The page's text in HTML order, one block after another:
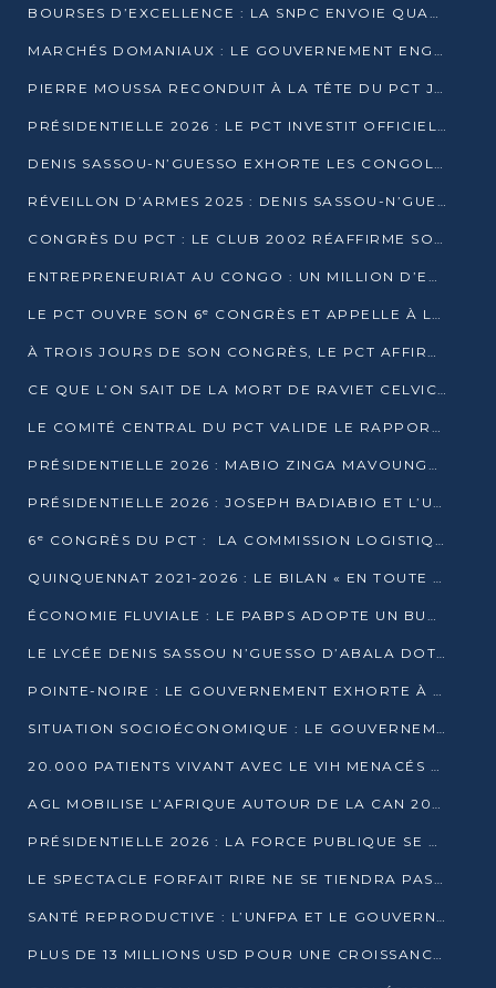
BOURSES D’EXCELLENCE : LA SNPC ENVOIE QUATRE NOUVEAUX TALENTS CONGOLAIS SE FORMER À BAKOU
MARCHÉS DOMANIAUX : LE GOUVERNEMENT ENGAGE LA STRUCTURATION DES TAXES D’ASSAINISSEMENT
PIERRE MOUSSA RECONDUIT À LA TÊTE DU PCT JUSQU’EN 2031
PRÉSIDENTIELLE 2026 : LE PCT INVESTIT OFFICIELLEMENT DENIS SASSOU NGUESSO
DENIS SASSOU-N’GUESSO EXHORTE LES CONGOLAIS À L’UNITÉ ET AU FAIR-PLAY DÉMOCRATIQUE EN 2026
RÉVEILLON D’ARMES 2025 : DENIS SASSOU-N’GUESSO GARANTIT DES ÉLECTIONS 2026 PAISIBLES ET SÉCURISÉES
CONGRÈS DU PCT : LE CLUB 2002 RÉAFFIRME SON SOUTIEN À DENIS SASSOU-N’GUESSO POUR 2026
ENTREPRENEURIAT AU CONGO : UN MILLION D’EUROS POUR FINANCER LES STARTUPS DÈS 2026
LE PCT OUVRE SON 6ᵉ CONGRÈS ET APPELLE À LA CANDIDATURE DE DENIS SASSOU NGUESSO
À TROIS JOURS DE SON CONGRÈS, LE PCT AFFIRME AVOIR ATTEINT TOUS SES OBJECTIFS
CE QUE L’ON SAIT DE LA MORT DE RAVIET CELVIC N’TSIANTSIE
LE COMITÉ CENTRAL DU PCT VALIDE LE RAPPORT DU CONGRÈS ET SOUTIENT DENIS SASSOU N’GUESSO
PRÉSIDENTIELLE 2026 : MABIO ZINGA MAVOUNGOU DÉCLARE SA CANDIDATURE ET CHARGE LE BILAN DU PCT
PRÉSIDENTIELLE 2026 : JOSEPH BADIABIO ET L’UDH-YUKI JOUENT LA PRUDENCE
6ᵉ CONGRÈS DU PCT : LA COMMISSION LOGISTIQUE ASSURE LA DISTRIBUTION DES KITS
QUINQUENNAT 2021-2026 : LE BILAN « EN TOUTE TRANSPARENCE » PRÉSENTÉ À LA PRESSE
ÉCONOMIE FLUVIALE : LE PABPS ADOPTE UN BUDGET 2026 DE PLUS DE 2,7 MILLIARDS FCFA
LE LYCÉE DENIS SASSOU N’GUESSO D’ABALA DOTÉ D’UNE SALLE MULTIMÉDIA
POINTE-NOIRE : LE GOUVERNEMENT EXHORTE À UN USAGE RESPONSABLE DU NOUVEAU MATÉRIEL MUNICIPAL
SITUATION SOCIOÉCONOMIQUE : LE GOUVERNEMENT INTERPELLÉ DEVANT LE SÉNAT
20.000 PATIENTS VIVANT AVEC LE VIH MENACÉS D’ARRÊT DE TRAITEMENT
AGL MOBILISE L’AFRIQUE AUTOUR DE LA CAN 2025
PRÉSIDENTIELLE 2026 : LA FORCE PUBLIQUE SE PRÉPARE À SÉCURISER LE SCRUTIN
LE SPECTACLE FORFAIT RIRE NE SE TIENDRA PAS LE 1ER JANVIER
SANTÉ REPRODUCTIVE : L’UNFPA ET LE GOUVERNEMENT AFFINENT LES PRIORITÉS DE 2026
PLUS DE 13 MILLIONS USD POUR UNE CROISSANCE VERTE ET SOUVERAINE